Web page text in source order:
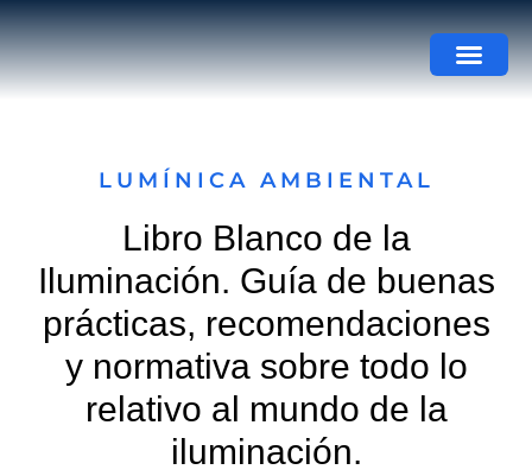
LUMÍNICA AMBIENTAL
Libro Blanco de la
Iluminación. Guía de buenas
prácticas, recomendaciones
y normativa sobre todo lo
relativo al mundo de la
iluminación.